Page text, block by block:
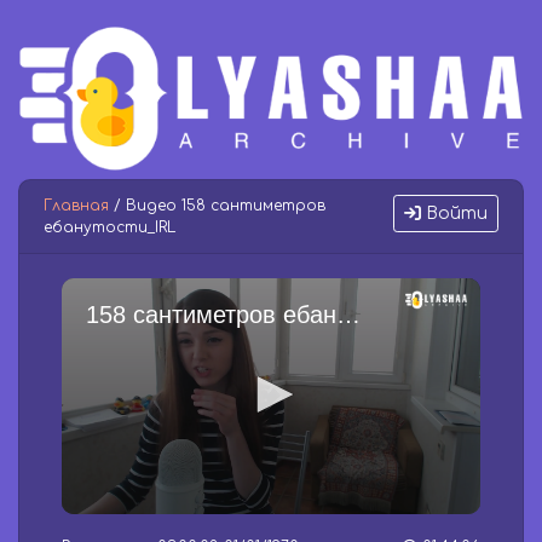
Войти
Главная / Видео 158 сантиметров
ебанутости_IRL
158 сантиметров ебанутости_IRL